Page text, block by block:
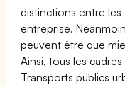
distinctions entre
entreprise.
peuvent être que
Ainsi, tous les
Transports publics